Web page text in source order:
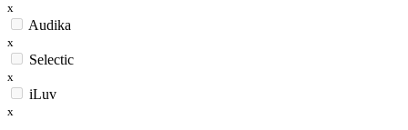
x
Audika
x
Selectic
x
iLuv
x